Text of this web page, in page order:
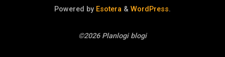
Powered by Esotera & WordPress.
©2026 Planlogi blogi